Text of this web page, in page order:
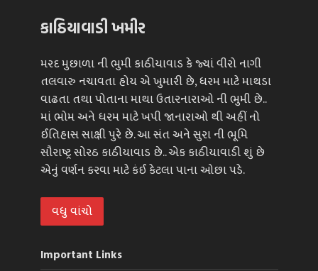
કાઠિયાવાડી ખમીર
મરદ મુછાળા ની ભુમી કાઠીયાવાડ કે જ્યાં વીરો નાગી
તલવારુ નચાવતા હોય એ ખુમારી છે, ધરમ માટે માથડા
વાઢતા તથા પોતાના માથા ઉતારનારાઓ ની ભુમી છે..
માં ભોમ અને ધરમ માટે ખપી જાનારાઓ થી અહીં નો
ઈતિહાસ સાક્ષી પુરે છે. આ સંત અને સુરા ની ભૂમિ
સૌરાષ્ટ્ર સોરઠ કાઠીયાવાડ છે.. એક કાઠીયાવાડી શું છે
એનું વર્ણન કરવા માટે કંઈ કેટલા પાના ઓછા પડે.
વધુ વાંચો
Important Links